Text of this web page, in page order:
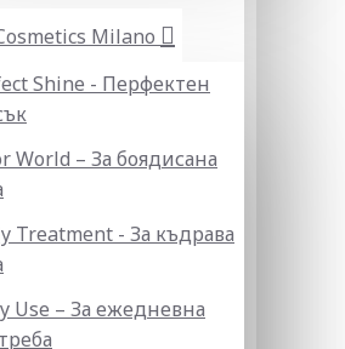
Milano
Shine - Перфектен
World – За боядисана
Treatment - За къдрава
Use – За ежедневна